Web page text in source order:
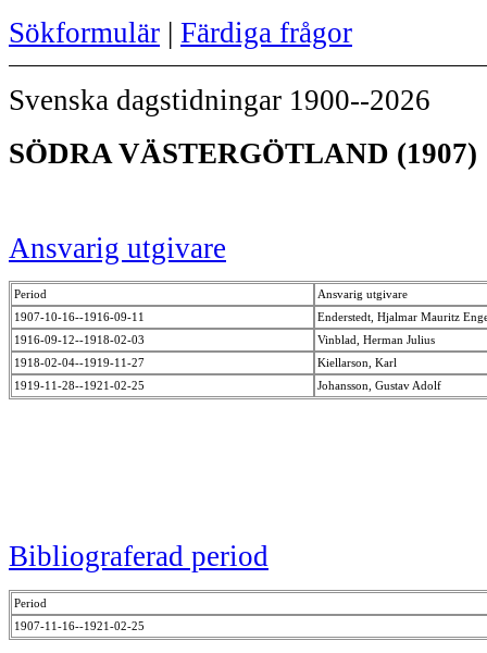
Sökformulär | Färdiga frågor
Svenska dagstidningar 1900--2026
SÖDRA VÄSTERGÖTLAND (1907)
Ansvarig utgivare
Period
Ansvarig utgivare
1907-10-16--1916-09-11
Enderstedt, Hjalmar Mauritz
1916-09-12--1918-02-03
Vinblad, Herman Julius
1918-02-04--1919-11-27
Kiellarson, Karl
1919-11-28--1921-02-25
Johansson, Gustav Adolf
Bibliograferad period
Period
1907-11-16--1921-02-25